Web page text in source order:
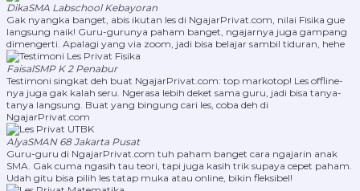
DikaSMA Labschool Kebayoran
Gak nyangka banget, abis ikutan les di NgajarPrivat.com, nilai Fisika gue
langsung naik! Guru-gurunya paham banget, ngajarnya juga gampang
dimengerti. Apalagi yang via zoom, jadi bisa belajar sambil tiduran, hehe
FaisalSMP K 2 Penabur
Testimoni singkat deh buat NgajarPrivat.com: top markotop! Les offline-
nya juga gak kalah seru. Ngerasa lebih deket sama guru, jadi bisa tanya-
tanya langsung. Buat yang bingung cari les, coba deh di
NgajarPrivat.com
AlyaSMAN 68 Jakarta Pusat
Guru-guru di NgajarPrivat.com tuh paham banget cara ngajarin anak
SMA. Gak cuma ngasih tau teori, tapi juga kasih trik supaya cepet paham.
Udah gitu bisa pilih les tatap muka atau online, bikin fleksibel!